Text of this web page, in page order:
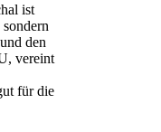
ist
den
vereint
für die